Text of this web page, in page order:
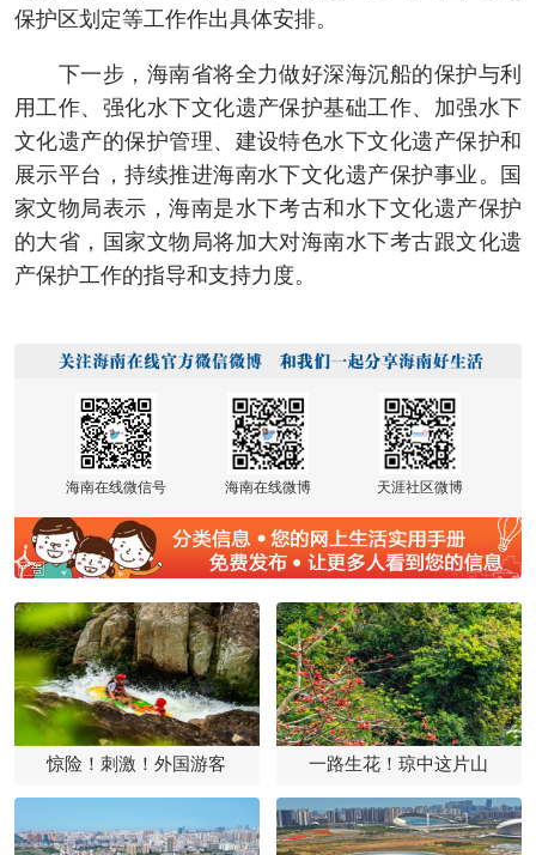
保护区划定等工作作出具体安排。
下一步，海南省将全力做好深海沉船的保护与利
用工作、强化水下文化遗产保护基础工作、加强水下
文化遗产的保护管理、建设特色水下文化遗产保护和
展示平台，持续推进海南水下文化遗产保护事业。国
家文物局表示，海南是水下考古和水下文化遗产保护
的大省，国家文物局将加大对海南水下考古跟文化遗
产保护工作的指导和支持力度。
海南在线微信号 海南在线微博 天涯社区微博
惊险！刺激！外国游客 一路生花！琼中这片山